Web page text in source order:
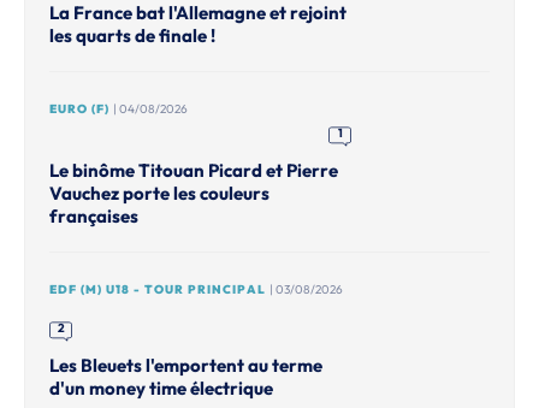
La France bat l'Allemagne et rejoint
les quarts de finale !
EURO (F) | 04/08/2026
1
Le binôme Titouan Picard et Pierre
Vauchez porte les couleurs
françaises
EDF (M) U18 - TOUR PRINCIPAL | 03/08/2026
2
Les Bleuets l'emportent au terme
d'un money time électrique